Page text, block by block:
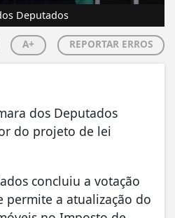
Deputados
A+ REPORTAR ERROS
dos Deputados
do projeto de lei
concluiu a votação
a atualização do